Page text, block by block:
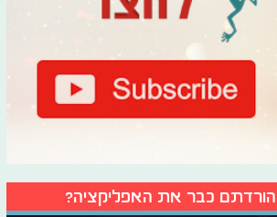
הורדתם כבר את האפליקציה?